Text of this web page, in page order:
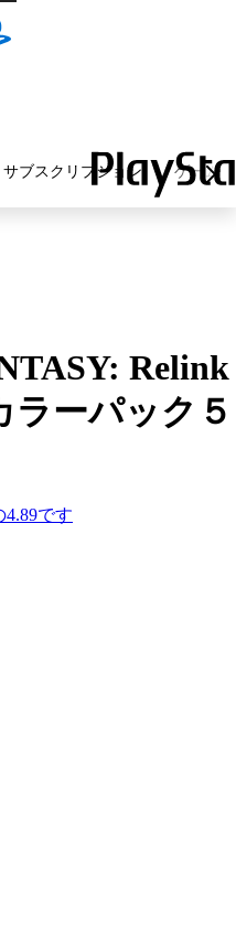
サブスクリプション ゲーム
Relink
ラーパック５
です